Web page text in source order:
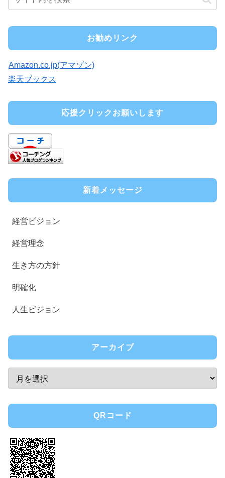
お勧めリンク
Amazon.co.jp(アマゾン)
楽天ブックス
応援クリックお願いします
新着メッセージ
経営ビジョン
経営理念
生き方の方針
明確化
人生ビジョン
アーカイブ
QRコード